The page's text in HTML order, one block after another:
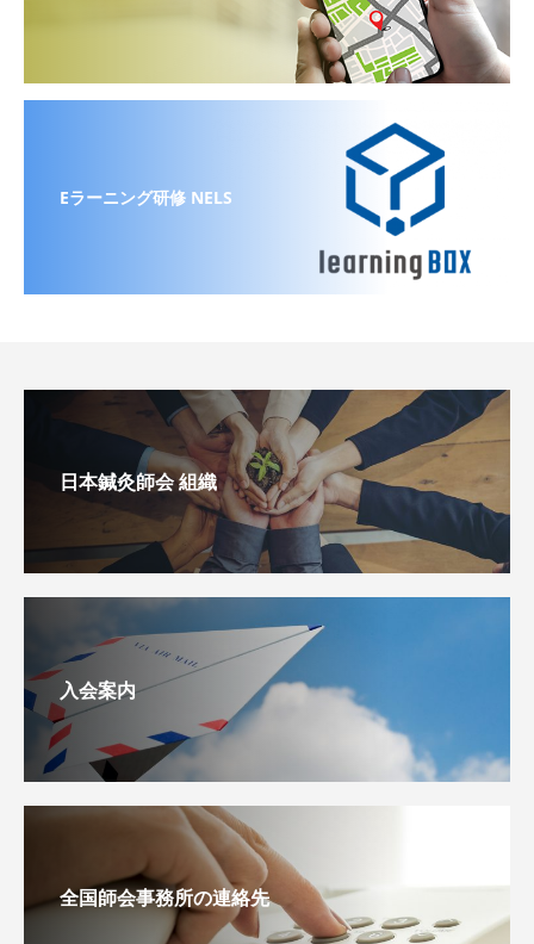
Eラーニング研修 NELS
日本鍼灸師会 組織
入会案内
全国師会事務所の連絡先